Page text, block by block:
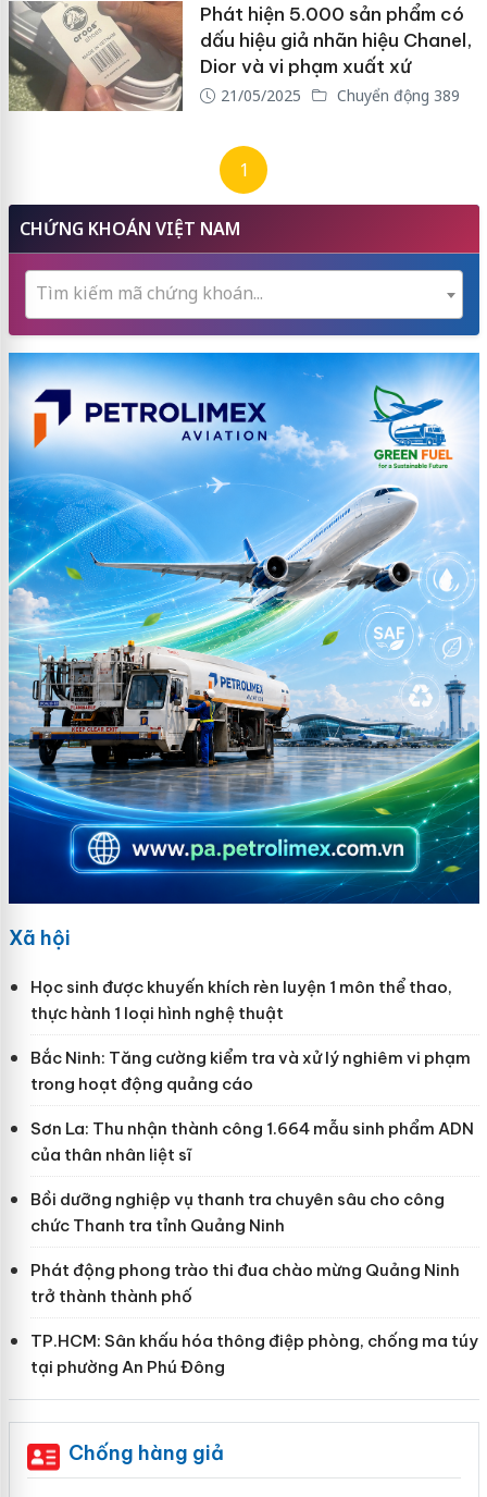
Phát hiện 5.000 sản phẩm có
dấu hiệu giả nhãn hiệu Chanel,
Dior và vi phạm xuất xứ
21/05/2025 Chuyển động 389
1
CHỨNG KHOÁN VIỆT NAM
Tìm kiếm mã chứng khoán...
Xã hội
Học sinh được khuyến khích rèn luyện 1 môn thể thao,
thực hành 1 loại hình nghệ thuật
Bắc Ninh: Tăng cường kiểm tra và xử lý nghiêm vi phạm
trong hoạt động quảng cáo
Sơn La: Thu nhận thành công 1.664 mẫu sinh phẩm ADN
của thân nhân liệt sĩ
Bồi dưỡng nghiệp vụ thanh tra chuyên sâu cho công
chức Thanh tra tỉnh Quảng Ninh
Phát động phong trào thi đua chào mừng Quảng Ninh
trở thành thành phố
TP.HCM: Sân khấu hóa thông điệp phòng, chống ma túy
tại phường An Phú Đông
Chống hàng giả